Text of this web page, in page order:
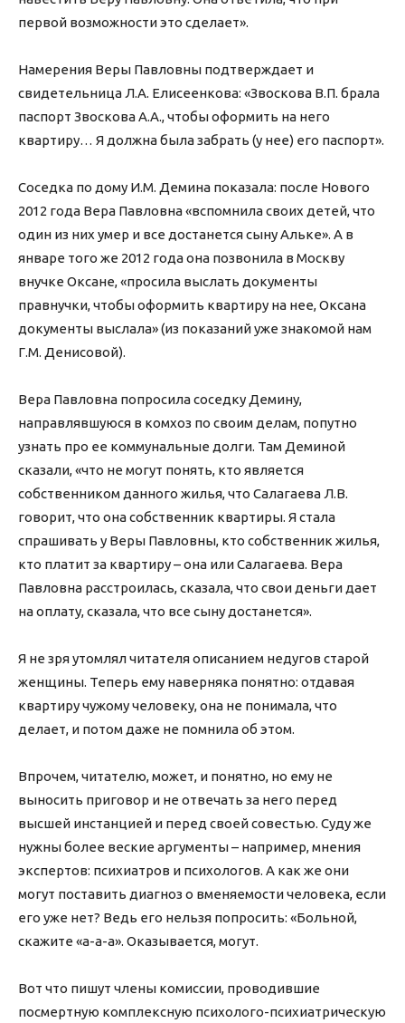
первой возможности это сделает».
Намерения Веры Павловны подтверждает и
свидетельница Л.А. Елисеенкова: «Звоскова В.П. брала
паспорт Звоскова А.А., чтобы оформить на него
квартиру… Я должна была забрать (у нее) его паспорт».
Соседка по дому И.М. Демина показала: после Нового
2012 года Вера Павловна «вспомнила своих детей, что
один из них умер и все достанется сыну Альке». А в
январе того же 2012 года она позвонила в Москву
внучке Оксане, «просила выслать документы
правнучки, чтобы оформить квартиру на нее, Оксана
документы выслала» (из показаний уже знакомой нам
Г.М. Денисовой).
Вера Павловна попросила соседку Демину,
направлявшуюся в комхоз по своим делам, попутно
узнать про ее коммунальные долги. Там Деминой
сказали, «что не могут понять, кто является
собственником данного жилья, что Салагаева Л.В.
говорит, что она собственник квартиры. Я стала
спрашивать у Веры Павловны, кто собственник жилья,
кто платит за квартиру – она или Салагаева. Вера
Павловна расстроилась, сказала, что свои деньги дает
на оплату, сказала, что все сыну достанется».
Я не зря утомлял читателя описанием недугов старой
женщины. Теперь ему наверняка понятно: отдавая
квартиру чужому человеку, она не понимала, что
делает, и потом даже не помнила об этом.
Впрочем, читателю, может, и понятно, но ему не
выносить приговор и не отвечать за него перед
высшей инстанцией и перед своей совестью. Суду же
нужны более веские аргументы – например, мнения
экспертов: психиатров и психологов. А как же они
могут поставить диагноз о вменяемости человека, если
его уже нет? Ведь его нельзя попросить: «Больной,
скажите «а-а-а». Оказывается, могут.
Вот что пишут члены комиссии, проводившие
посмертную комплексную психолого-психиатрическую